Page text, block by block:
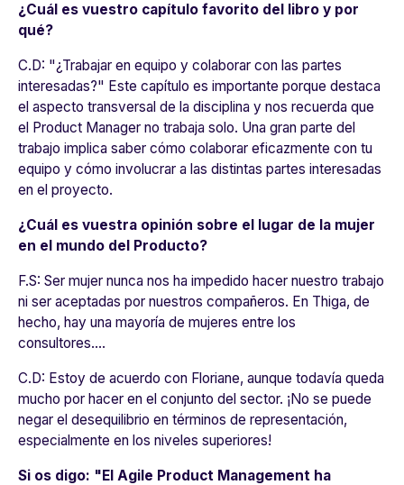
¿Cuál es vuestro capítulo favorito del libro y por
qué?
C.D: "¿Trabajar en equipo y colaborar con las partes
interesadas?" Este capítulo es importante porque destaca
el aspecto transversal de la disciplina y nos recuerda que
el Product Manager no trabaja solo. Una gran parte del
trabajo implica saber cómo colaborar eficazmente con tu
equipo y cómo involucrar a las distintas partes interesadas
en el proyecto.
¿Cuál es vuestra opinión sobre el lugar de la mujer
en el mundo del Producto?
F.S: Ser mujer nunca nos ha impedido hacer nuestro trabajo
ni ser aceptadas por nuestros compañeros. En Thiga, de
hecho, hay una mayoría de mujeres entre los
consultores....
C.D: Estoy de acuerdo con Floriane, aunque todavía queda
mucho por hacer en el conjunto del sector. ¡No se puede
negar el desequilibrio en términos de representación,
especialmente en los niveles superiores!
Si os digo: "El Agile Product Management ha